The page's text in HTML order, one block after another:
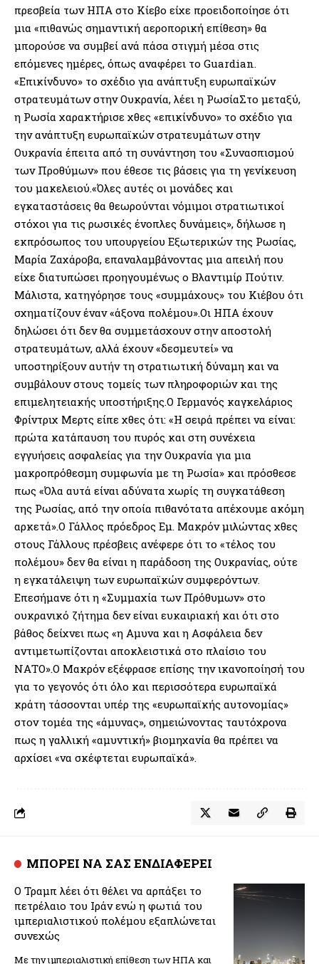
πρεσβεία των ΗΠΑ στο Κίεβο είχε προειδοποίησε ότι
μια «πιθανώς σημαντική αεροπορική επίθεση» θα
μπορούσε να συμβεί ανά πάσα στιγμή μέσα στις
επόμενες ημέρες, όπως αναφέρει το Guardian.
«Επικίνδυνο» το σχέδιο για ανάπτυξη ευρωπαϊκών
στρατευμάτων στην Ουκρανία, λέει η ΡωσίαΣτο μεταξύ,
η Ρωσία χαρακτήρισε χθες «επικίνδυνο» το σχέδιο για
την ανάπτυξη ευρωπαϊκών στρατευμάτων στην
Ουκρανία έπειτα από τη συνάντηση του «Συνασπισμού
των Προθύμων» που έθεσε τις βάσεις για τη γενίκευση
του μακελειού.«Όλες αυτές οι μονάδες και
εγκαταστάσεις θα θεωρούνται νόμιμοι στρατιωτικοί
στόχοι για τις ρωσικές ένοπλες δυνάμεις», δήλωσε η
εκπρόσωπος του υπουργείου Εξωτερικών της Ρωσίας,
Μαρία Ζαχάροβα, επαναλαμβάνοντας μια απειλή που
είχε διατυπώσει προηγουμένως ο Βλαντιμίρ Πούτιν.
Μάλιστα, κατηγόρησε τους «συμμάχους» του Κιέβου ότι
σχηματίζουν έναν «άξονα πολέμου».Οι ΗΠΑ έχουν
δηλώσει ότι δεν θα συμμετάσχουν στην αποστολή
στρατευμάτων, αλλά έχουν «δεσμευτεί» να
υποστηρίξουν αυτήν τη στρατιωτική δύναμη και να
συμβάλουν στους τομείς των πληροφοριών και της
επιμελητειακής υποστήριξης.Ο Γερμανός καγκελάριος
Φρίντριχ Μερτς είπε χθες ότι: «Η σειρά πρέπει να είναι:
πρώτα κατάπαυση του πυρός και στη συνέχεια
εγγυήσεις ασφαλείας για την Ουκρανία για μια
μακροπρόθεσμη συμφωνία με τη Ρωσία» και πρόσθεσε
πως «Όλα αυτά είναι αδύνατα χωρίς τη συγκατάθεση
της Ρωσίας, από την οποία πιθανότατα απέχουμε ακόμη
αρκετά».Ο Γάλλος πρόεδρος Εμ. Μακρόν μιλώντας χθες
στους Γάλλους πρέσβεις ανέφερε ότι το «τέλος του
πολέμου» δεν θα είναι η παράδοση της Ουκρανίας, ούτε
η εγκατάλειψη των ευρωπαϊκών συμφερόντων.
Επεσήμανε ότι η «Συμμαχία των Πρόθυμων» στο
ουκρανικό ζήτημα δεν είναι ευκαιριακή και ότι στο
βάθος δείχνει πως «η Αμυνα και η Ασφάλεια δεν
αντιμετωπίζονται αποκλειστικά στο πλαίσιο του
ΝΑΤΟ».Ο Μακρόν εξέφρασε επίσης την ικανοποίησή του
για το γεγονός ότι όλο και περισσότερα ευρωπαϊκά
κράτη τάσσονται υπέρ της «ευρωπαϊκής αυτονομίας»
στον τομέα της «άμυνας», σημειώνοντας ταυτόχρονα
πως η γαλλική «αμυντική» βιομηχανία θα πρέπει να
αρχίσει «να σκέφτεται ευρωπαϊκά».
ΜΠΟΡΕΙ ΝΑ ΣΑΣ ΕΝΔΙΑΦΕΡΕΙ
Ο Τραμπ λέει ότι θέλει να αρπάξει το
πετρέλαιο του Ιράν ενώ η φωτιά του
ιμπεριαλιστικού πολέμου εξαπλώνεται
συνεχώς
Με την ιμπεριαλιστική επίθεση των ΗΠΑ και